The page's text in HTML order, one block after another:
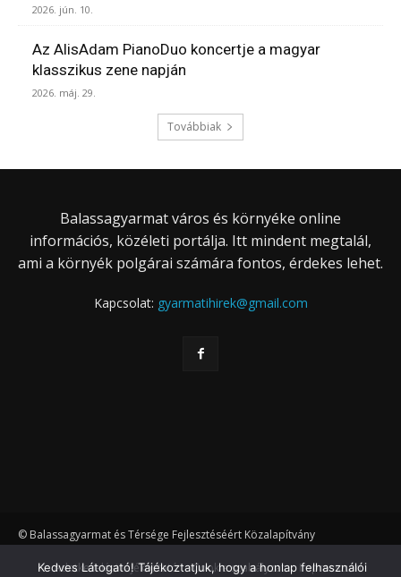
2026. jún. 10.
Az AlisAdam PianoDuo koncertje a magyar
klasszikus zene napján
2026. máj. 29.
Továbbiak
Balassagyarmat város és környéke online
információs, közéleti portálja. Itt mindent megtalál,
ami a környék polgárai számára fontos, érdekes lehet.
Kapcsolat: gyarmatihirek@gmail.com
© Balassagyarmat és Térsége Fejlesztéséért Közalapítvány
Adatkezelési tájékoztató Cookie szabályzat Impresszum
Kedves Látogató! Tájékoztatjuk, hogy a honlap felhasználói